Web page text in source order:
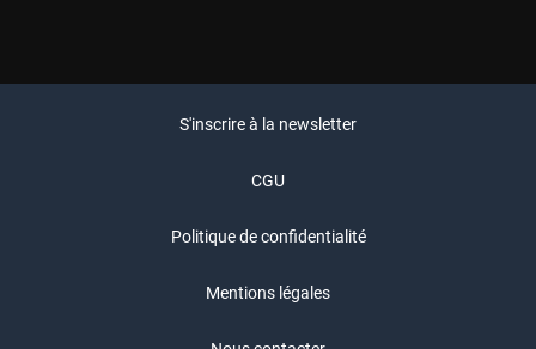
S'inscrire à la newsletter
CGU
Politique de confidentialité
Mentions légales